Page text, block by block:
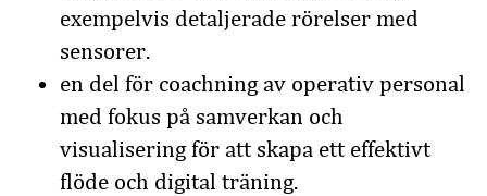
exempelvis detaljerade rörelser med
sensorer.
en del för coachning av operativ personal
med fokus på samverkan och
visualisering för att skapa ett effektivt
flöde och digital träning.